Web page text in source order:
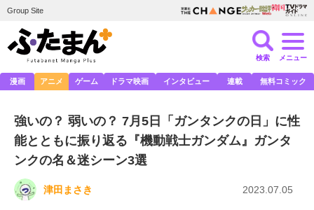
Group Site
検索 メニュー
漫画 アニメ ゲーム ドラマ映画 インタビュー 連載 無料コミック
強いの？ 弱いの？ 7月5日「ガンタンクの日」に性
能とともに振り返る『機動戦士ガンダム』ガンタ
ンクの名＆迷シーン3選
津田まさき 2023.07.05